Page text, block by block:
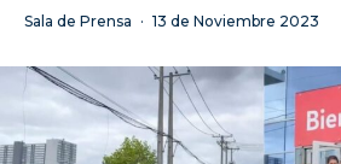
Sala de Prensa · 13 de Noviembre 2023